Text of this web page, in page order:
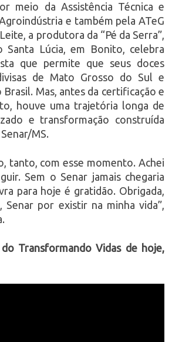
meio da Assistência Técnica e
e também pela ATeG
a produtora da “Pé da Serra”,
Santa Lúcia, em Bonito, celebra
que permite que seus doces
de Mato Grosso do Sul e
Mas, antes da certificação e
houve uma trajetória longa de
e transformação construída
MS.
tanto, com esse momento. Achei
Sem o Senar jamais chegaria
para hoje é gratidão. Obrigada,
Senar por existir na minha vida”,
Transformando Vidas de hoje,